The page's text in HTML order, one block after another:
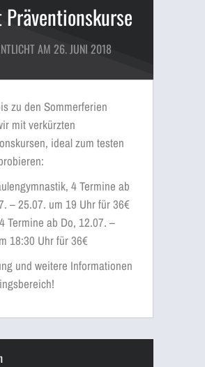
AM 26. JUNI 2018
zu den Sommerferien
mit verkürzten
ideal zum testen
4 Termine ab
– 25.07. um 19 Uhr für 36€
Termine ab Do, 12.07. –
18:30 Uhr für 36€
und weitere Informationen